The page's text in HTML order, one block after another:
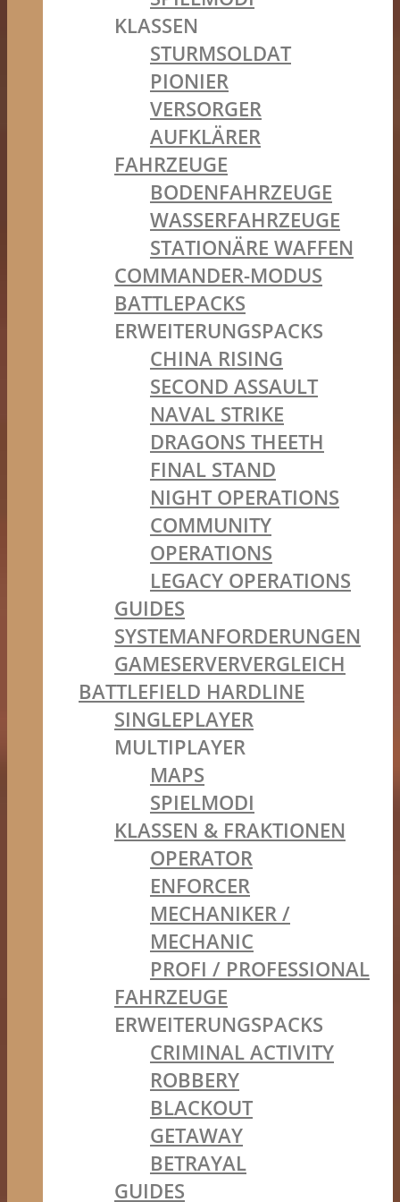
KLASSEN
STURMSOLDAT
PIONIER
VERSORGER
AUFKLÄRER
FAHRZEUGE
BODENFAHRZEUGE
WASSERFAHRZEUGE
STATIONÄRE WAFFEN
COMMANDER-MODUS
BATTLEPACKS
ERWEITERUNGSPACKS
CHINA RISING
SECOND ASSAULT
NAVAL STRIKE
DRAGONS THEETH
FINAL STAND
NIGHT OPERATIONS
COMMUNITY
OPERATIONS
LEGACY OPERATIONS
GUIDES
SYSTEMANFORDERUNGEN
GAMESERVERVERGLEICH
BATTLEFIELD HARDLINE
SINGLEPLAYER
MULTIPLAYER
MAPS
SPIELMODI
KLASSEN & FRAKTIONEN
OPERATOR
ENFORCER
MECHANIKER /
MECHANIC
PROFI / PROFESSIONAL
FAHRZEUGE
ERWEITERUNGSPACKS
CRIMINAL ACTIVITY
ROBBERY
BLACKOUT
GETAWAY
BETRAYAL
GUIDES